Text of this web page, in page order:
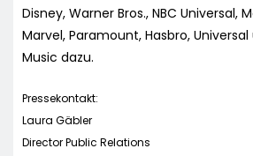
Disney, Warner Bros., NBC Universal,
Marvel, Paramount, Hasbro,
Music dazu.
Pressekontakt:
Laura Gäbler
Director Public Relations